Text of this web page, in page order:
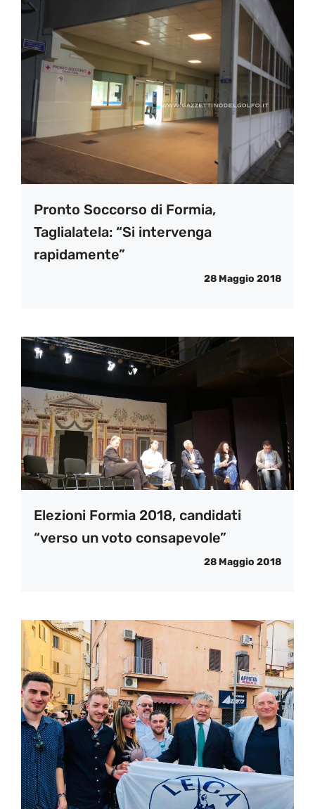
Pronto Soccorso di Formia,
Taglialatela: “Si intervenga
rapidamente”
28 Maggio 2018
Elezioni Formia 2018, candidati
“verso un voto consapevole”
28 Maggio 2018